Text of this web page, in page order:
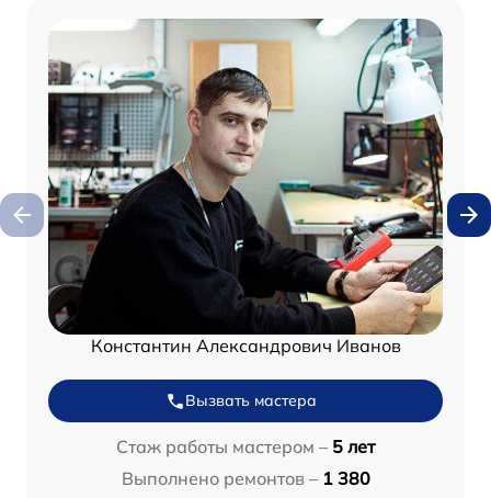
Константин Александрович Иванов
Вызвать мастера
Стаж работы мастером – 5 лет
Выполнено ремонтов – 1 380